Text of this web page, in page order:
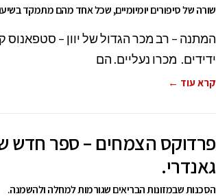
שורה של סיפורים יומיומיים, שכל אחד מהם מתמקד
המתנה – רב מכר הגדול של יוון – סטפאנוס
ידידים. מכרו נעליים. הם
קרא עוד ←
פרדוקס הצמחים – ספר חדש
גאנדרי.
הסכנות שבמזונות הבריאים שגורמות למחלה ולהשמנה.